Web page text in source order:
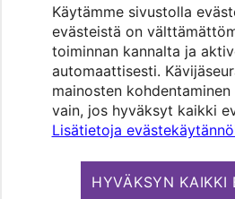
Käytämme sivustolla
evästeistä on
toiminnan kannalta ja
automaattisesti.
mainosten
vain, jos hyväksyt kaikki
Lisätietoja
HYVÄKSYN KAIKKI
Pääkaupunkiseudun evankelis-
luterilaisten seurakuntien media.